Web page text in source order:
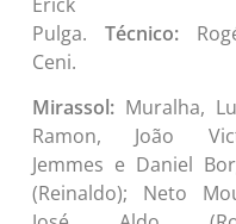
Pulga. Técnico:
Ceni.
Mirassol: Muralha,
Ramon, João
Jemmes e Daniel
(Reinaldo); Neto